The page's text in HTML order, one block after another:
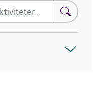
Sök